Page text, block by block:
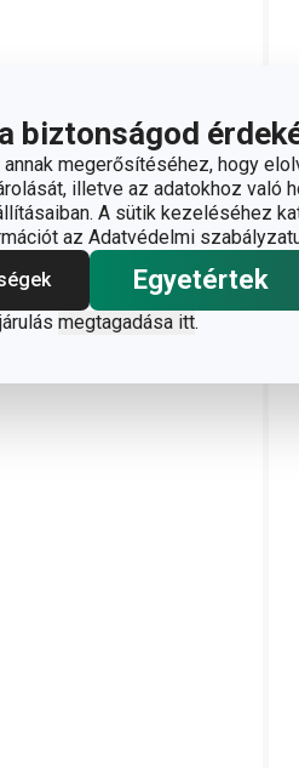
biztonságod
megerősítéséhez, hogy
illetve az adatokhoz való
A sütik kezeléséhez
az Adatvédelmi
Egyetértek
megtagadása itt.